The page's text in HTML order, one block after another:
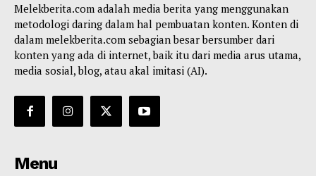
Melekberita.com adalah media berita yang menggunakan
metodologi daring dalam hal pembuatan konten. Konten di
dalam melekberita.com sebagian besar bersumber dari
konten yang ada di internet, baik itu dari media arus utama,
media sosial, blog, atau akal imitasi (AI).
Menu